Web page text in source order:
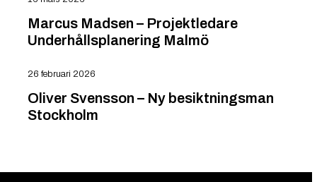
Marcus Madsen – Projektledare
Underhållsplanering Malmö
Oliver Svensson – Ny besiktningsman
Stockholm
26 februari 2026